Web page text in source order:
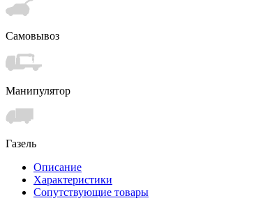
Самовывоз
Манипулятор
Газель
Описание
Характеристики
Сопутствующие товары